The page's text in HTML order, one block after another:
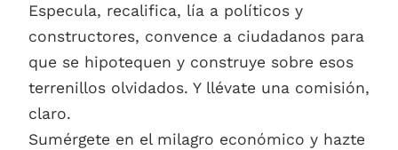
Especula, recalifica, lía a políticos y
constructores, convence a ciudadanos para
que se hipotequen y construye sobre esos
terrenillos olvidados. Y llévate una comisión,
claro.
Sumérgete en el milagro económico y hazte